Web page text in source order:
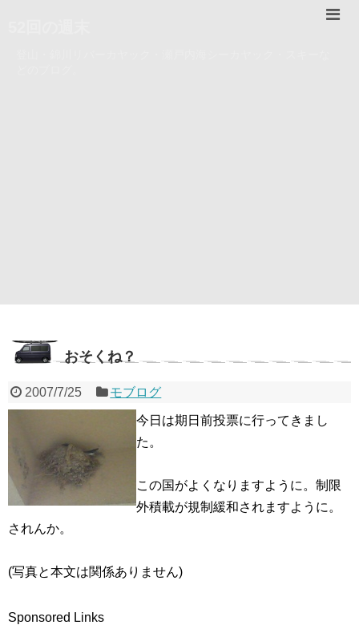
おそくね？
2007/7/25 モブログ
今日は期日前投票に行ってきまし
た。
この国がよくなりますように。制限
外積載が規制緩和されますように。
されんか。
(写真と本文は関係ありません)
Sponsored Links